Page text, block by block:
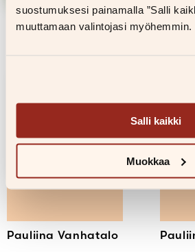
suostumuksesi painamalla ”Salli
muuttamaan valintojasi myöhemmin.
Salli kaikki
Muokkaa
Pauliina Vanhatalo